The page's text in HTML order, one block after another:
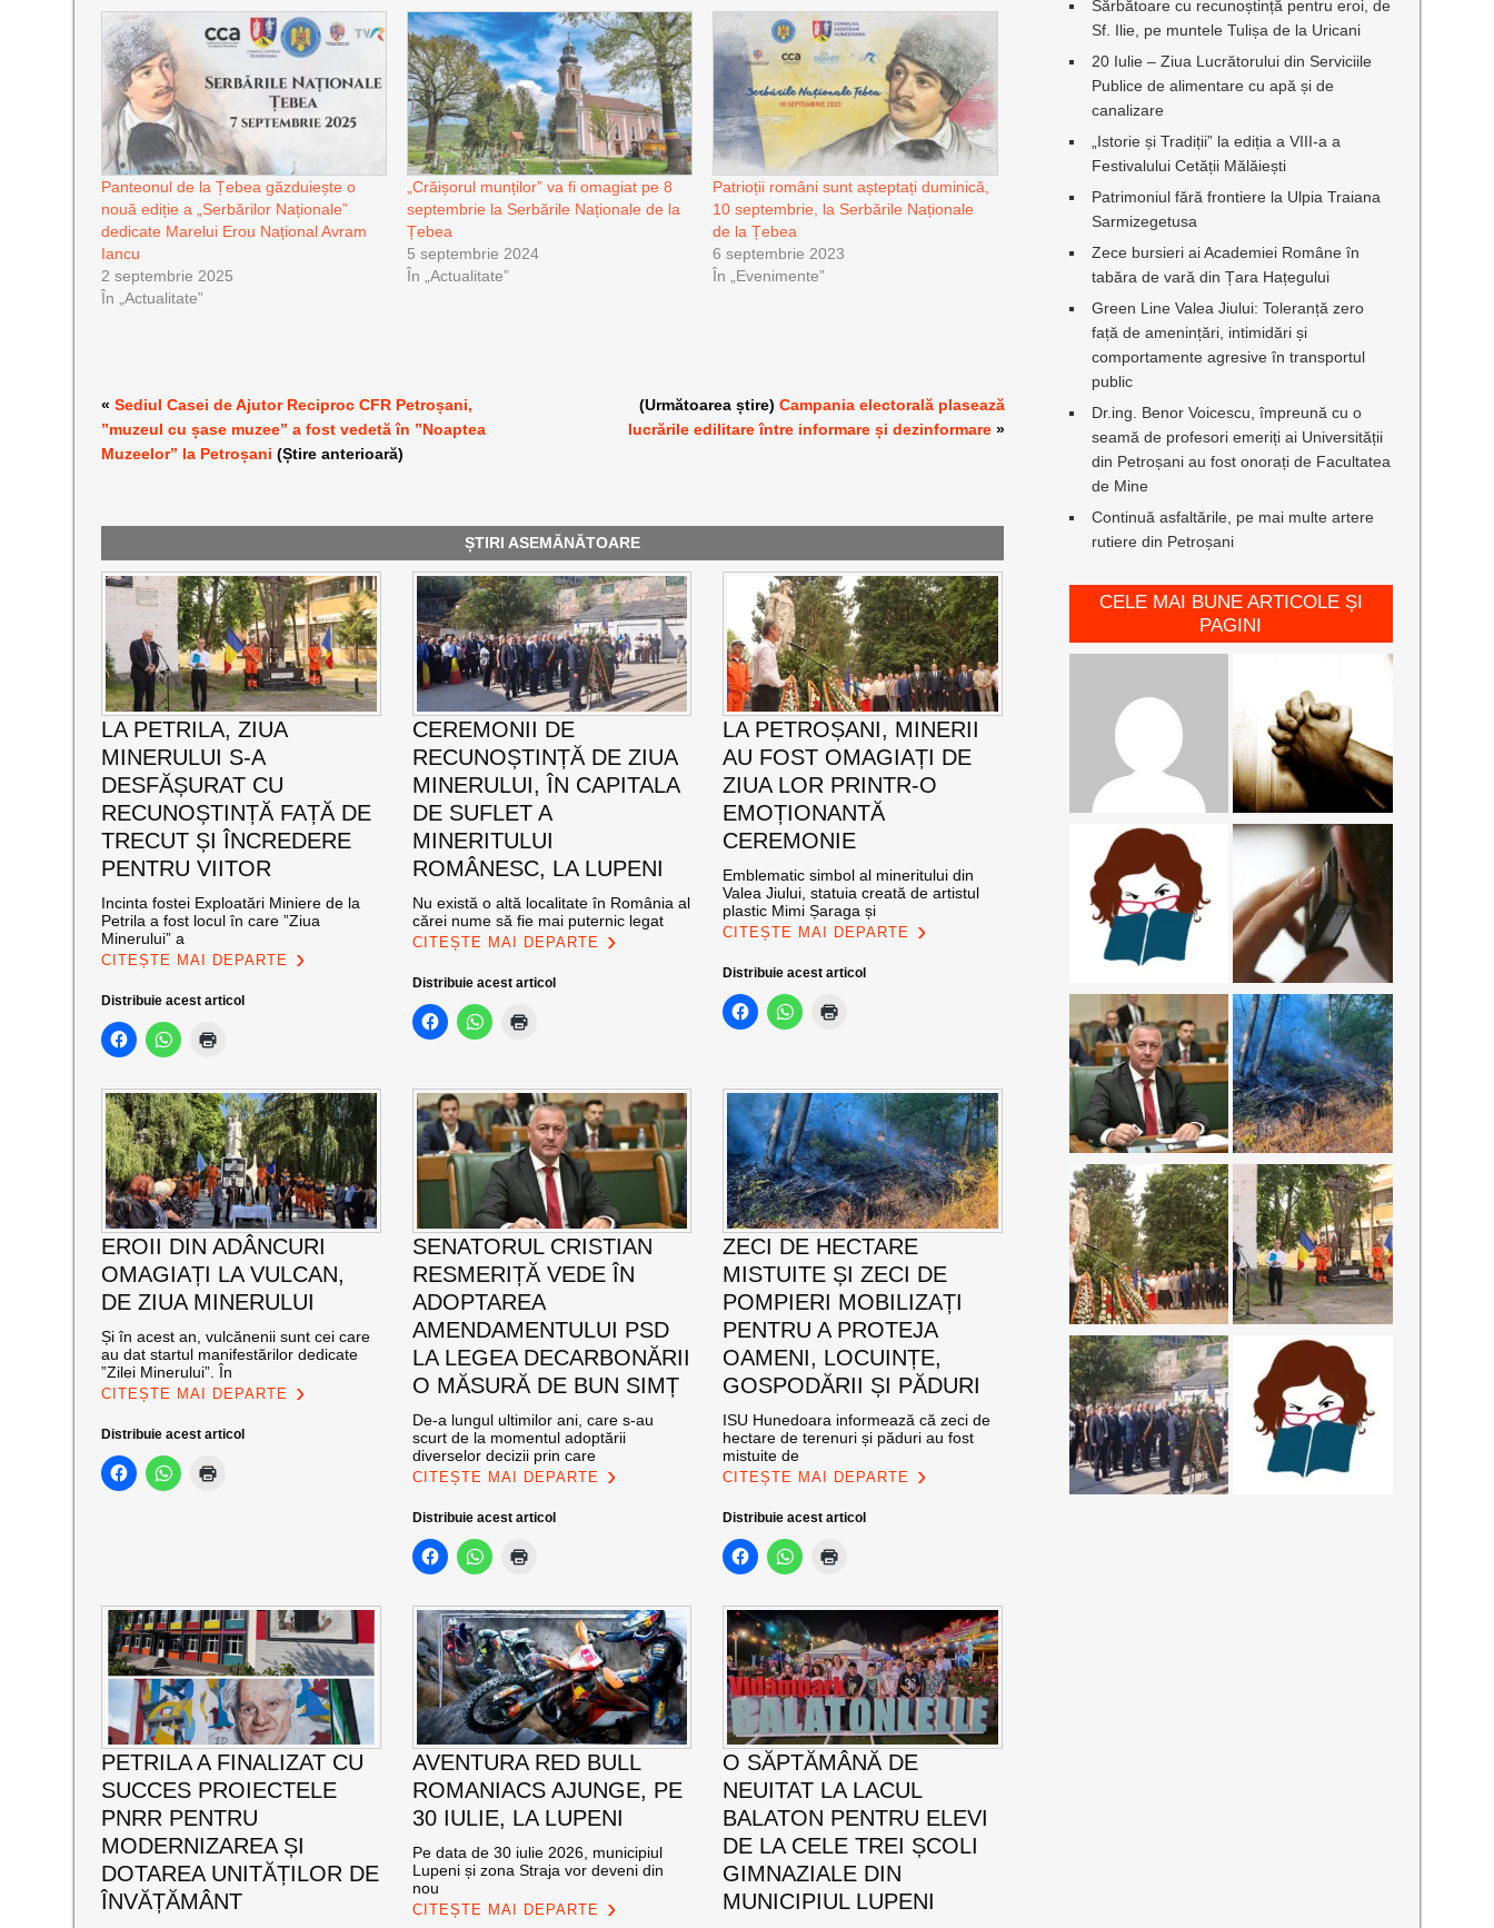
Panteonul de la Țebea găzduiește o
nouă ediție a „Serbărilor Naționale”
dedicate Marelui Erou Național Avram
Iancu
2 septembrie 2025
În „Actualitate”
„Crăișorul munților” va fi omagiat pe 8
septembrie la Serbările Naționale de la
Țebea
5 septembrie 2024
În „Actualitate”
Patrioții români sunt așteptați duminică,
10 septembrie, la Serbările Naționale
de la Țebea
6 septembrie 2023
În „Evenimente”
«Sediul Casei de Ajutor Reciproc CFR Petroșani,
”muzeul cu șase muzee” a fost vedetă în ”Noaptea
Muzeelor” la Petroșani (Știre anterioară)
(Următoarea știre)Campania electorală plasează
lucrările edilitare între informare și dezinformare »
ȘTIRI ASEMĂNĂTOARE
LA PETRILA, ZIUA
MINERULUI S-A
DESFĂȘURAT CU
RECUNOȘTINȚĂ FAȚĂ DE
TRECUT ȘI ÎNCREDERE
PENTRU VIITOR
Incinta fostei Exploatări Miniere de la
Petrila a fost locul în care ”Ziua
Minerului” a
CITEȘTE MAI DEPARTE
Distribuie acest articol
CEREMONII DE
RECUNOȘTINȚĂ DE ZIUA
MINERULUI, ÎN CAPITALA
DE SUFLET A
MINERITULUI
ROMÂNESC, LA LUPENI
Nu există o altă localitate în România al
cărei nume să fie mai puternic legat
CITEȘTE MAI DEPARTE
Distribuie acest articol
LA PETROȘANI, MINERII
AU FOST OMAGIAȚI DE
ZIUA LOR PRINTR-O
EMOȚIONANTĂ
CEREMONIE
Emblematic simbol al mineritului din
Valea Jiului, statuia creată de artistul
plastic Mimi Șaraga și
CITEȘTE MAI DEPARTE
Distribuie acest articol
EROII DIN ADÂNCURI
OMAGIAȚI LA VULCAN,
DE ZIUA MINERULUI
Și în acest an, vulcănenii sunt cei care
au dat startul manifestărilor dedicate
”Zilei Minerului”. În
CITEȘTE MAI DEPARTE
Distribuie acest articol
SENATORUL CRISTIAN
RESMERIȚĂ VEDE ÎN
ADOPTAREA
AMENDAMENTULUI PSD
LA LEGEA DECARBONĂRII
O MĂSURĂ DE BUN SIMȚ
De-a lungul ultimilor ani, care s-au
scurt de la momentul adoptării
diverselor decizii prin care
CITEȘTE MAI DEPARTE
Distribuie acest articol
ZECI DE HECTARE
MISTUITE ȘI ZECI DE
POMPIERI MOBILIZAȚI
PENTRU A PROTEJA
OAMENI, LOCUINȚE,
GOSPODĂRII ȘI PĂDURI
ISU Hunedoara informează că zeci de
hectare de terenuri și păduri au fost
mistuite de
CITEȘTE MAI DEPARTE
Distribuie acest articol
PETRILA A FINALIZAT CU
SUCCES PROIECTELE
PNRR PENTRU
MODERNIZAREA ȘI
DOTAREA UNITĂȚILOR DE
ÎNVĂȚĂMÂNT
AVENTURA RED BULL
ROMANIACS AJUNGE, PE
30 IULIE, LA LUPENI
Pe data de 30 iulie 2026, municipiul
Lupeni și zona Straja vor deveni din
nou
CITEȘTE MAI DEPARTE
O SĂPTĂMÂNĂ DE
NEUITAT LA LACUL
BALATON PENTRU ELEVI
DE LA CELE TREI ȘCOLI
GIMNAZIALE DIN
MUNICIPIUL LUPENI
Sărbătoare cu recunoștință pentru eroi, de
Sf. Ilie, pe muntele Tulișa de la Uricani
20 Iulie – Ziua Lucrătorului din Serviciile
Publice de alimentare cu apă și de
canalizare
„Istorie și Tradiții” la ediția a VIII-a a
Festivalului Cetății Mălăiești
Patrimoniul fără frontiere la Ulpia Traiana
Sarmizegetusa
Zece bursieri ai Academiei Române în
tabăra de vară din Țara Hațegului
Green Line Valea Jiului: Toleranță zero
față de amenințări, intimidări și
comportamente agresive în transportul
public
Dr.ing. Benor Voicescu, împreună cu o
seamă de profesori emeriți ai Universității
din Petroșani au fost onorați de Facultatea
de Mine
Continuă asfaltările, pe mai multe artere
rutiere din Petroșani
CELE MAI BUNE ARTICOLE ȘI
PAGINI